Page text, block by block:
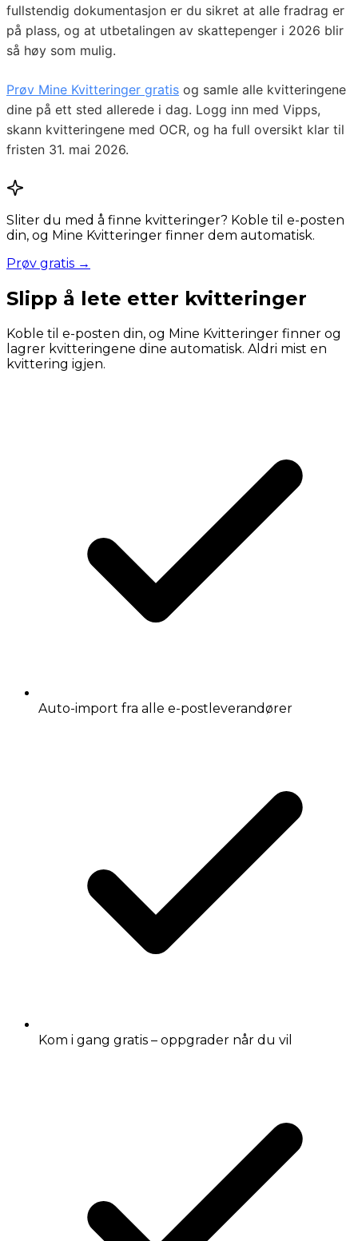
fullstendig dokumentasjon er du sikret at alle fradrag er
på plass, og at utbetalingen av skattepenger i 2026 blir
så høy som mulig.
Prøv Mine Kvitteringer gratis og samle alle kvitteringene
dine på ett sted allerede i dag. Logg inn med Vipps,
skann kvitteringene med OCR, og ha full oversikt klar til
fristen 31. mai 2026.
Sliter du med å finne kvitteringer? Koble til e-posten
din, og Mine Kvitteringer finner dem automatisk.
Prøv gratis →
Slipp å lete etter kvitteringer
Koble til e-posten din, og Mine Kvitteringer finner og
lagrer kvitteringene dine automatisk. Aldri mist en
kvittering igjen.
Auto-import fra alle e-postleverandører
Kom i gang gratis – oppgrader når du vil